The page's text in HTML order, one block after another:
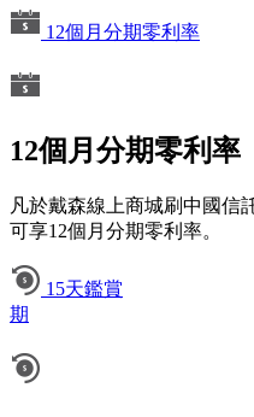
12個月分期零利率
12個月分期零利率
凡於戴森線上商城刷中國信
可享12個月分期零利率。
15天鑑賞
期